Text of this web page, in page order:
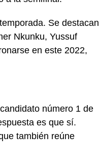
Se destacan
Nkunku, Yussuf
en este 2022,
número 1 de
es que sí.
también reúne